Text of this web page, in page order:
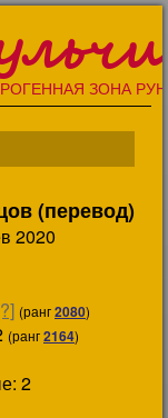
ЗОНА
(перевод)
2020
(ранг2080)
(ранг2164)
2